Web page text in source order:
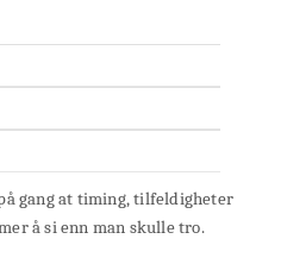
gang at timing, tilfeldigheter
å si enn man skulle tro.